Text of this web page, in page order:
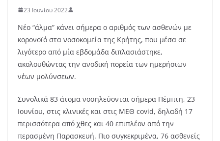
23 Ιουνίου 2022
Νέο “άλμα” κάνει σήμερα ο αριθμός των ασθενών με
κορονοϊό στα νοσοκομεία της Κρήτης, που μέσα σε
λιγότερο από μία εβδομάδα διπλασιάστηκε,
ακολουθώντας την ανοδική πορεία των ημερήσιων
νέων μολύνσεων.
Συνολικά 83 άτομα νοσηλεύονται σήμερα Πέμπτη, 23
Ιουνίου, στις κλινικές και στις ΜΕΘ covid, δηλαδή 17
περισσότερα από χθες και 40 επιπλέον από την
περασμένη Παρασκευή. Πιο συγκεκριμένα, 76 ασθενείς